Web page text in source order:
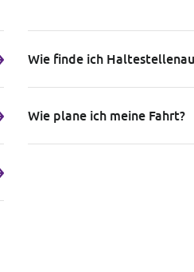
Wie finde ich
Wie plane ich meine Fahrt?